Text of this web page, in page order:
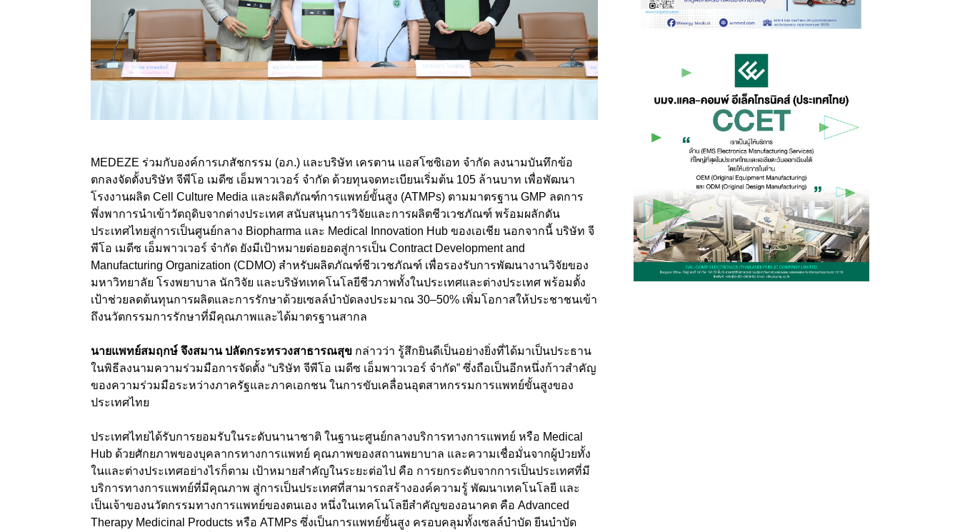
MEDEZE ร่วมกับองค์การเภสัชกรรม (อภ.) และบริษัท เครตาน แอสโซซิเอท จำกัด ลงนามบันทึกข้อ
ตกลงจัดตั้งบริษัท จีพีโอ เมดีซ เอ็มพาวเวอร์ จำกัด ด้วยทุนจดทะเบียนเริ่มต้น 105 ล้านบาท เพื่อพัฒนา
โรงงานผลิต Cell Culture Media และผลิตภัณฑ์การแพทย์ขั้นสูง (ATMPs) ตามมาตรฐาน GMP ลดการ
พึ่งพาการนำเข้าวัตถุดิบจากต่างประเทศ สนับสนุนการวิจัยและการผลิตชีวเวชภัณฑ์ พร้อมผลักดัน
ประเทศไทยสู่การเป็นศูนย์กลาง Biopharma และ Medical Innovation Hub ของเอเชีย นอกจากนี้ บริษัท จี
พีโอ เมดีซ เอ็มพาวเวอร์ จำกัด ยังมีเป้าหมายต่อยอดสู่การเป็น Contract Development and
Manufacturing Organization (CDMO) สำหรับผลิตภัณฑ์ชีวเวชภัณฑ์ เพื่อรองรับการพัฒนางานวิจัยของ
มหาวิทยาลัย โรงพยาบาล นักวิจัย และบริษัทเทคโนโลยีชีวภาพทั้งในประเทศและต่างประเทศ พร้อมตั้ง
เป้าช่วยลดต้นทุนการผลิตและการรักษาด้วยเซลล์บำบัดลงประมาณ 30–50% เพิ่มโอกาสให้ประชาชนเข้า
ถึงนวัตกรรมการรักษาที่มีคุณภาพและได้มาตรฐานสากล
นายแพทย์สมฤกษ์ จึงสมาน ปลัดกระทรวงสาธารณสุข กล่าวว่า รู้สึกยินดีเป็นอย่างยิ่งที่ได้มาเป็นประธาน
ในพิธีลงนามความร่วมมือการจัดตั้ง “บริษัท จีพีโอ เมดีซ เอ็มพาวเวอร์ จำกัด” ซึ่งถือเป็นอีกหนึ่งก้าวสำคัญ
ของความร่วมมือระหว่างภาครัฐและภาคเอกชน ในการขับเคลื่อนอุตสาหกรรมการแพทย์ขั้นสูงของ
ประเทศไทย
ประเทศไทยได้รับการยอมรับในระดับนานาชาติ ในฐานะศูนย์กลางบริการทางการแพทย์ หรือ Medical
Hub ด้วยศักยภาพของบุคลากรทางการแพทย์ คุณภาพของสถานพยาบาล และความเชื่อมั่นจากผู้ป่วยทั้ง
ในและต่างประเทศอย่างไรก็ตาม เป้าหมายสำคัญในระยะต่อไป คือ การยกระดับจากการเป็นประเทศที่มี
บริการทางการแพทย์ที่มีคุณภาพ สู่การเป็นประเทศที่สามารถสร้างองค์ความรู้ พัฒนาเทคโนโลยี และ
เป็นเจ้าของนวัตกรรมทางการแพทย์ของตนเอง หนึ่งในเทคโนโลยีสำคัญของอนาคต คือ Advanced
Therapy Medicinal Products หรือ ATMPs ซึ่งเป็นการแพทย์ขั้นสูง ครอบคลุมทั้งเซลล์บำบัด ยีนบำบัด